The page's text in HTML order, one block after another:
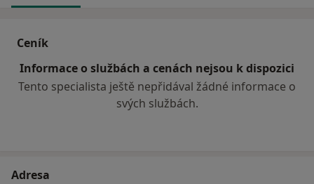
Ceník
Informace o službách a cenách nejsou k dispozici
Tento specialista ještě nepřidával žádné informace o
svých službách.
Adresa